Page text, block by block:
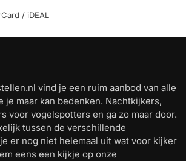
/ iDEAL
vind je een ruim aanbod van alle
je maar kan bedenken. Nachtkijkers,
voor vogelspotters en ga zo maar door.
tussen de verschillende
er nog niet helemaal uit wat voor kijker
eens een kijkje op onze